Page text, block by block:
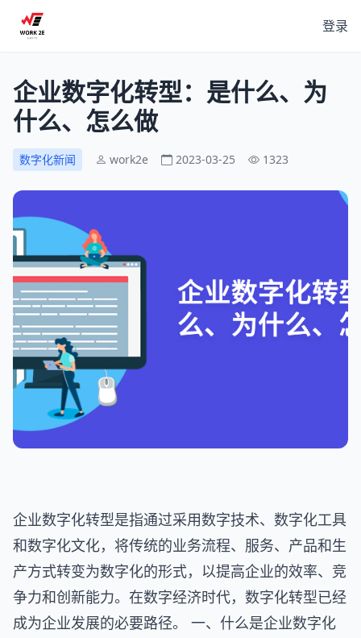
登录
企业数字化转型：是什么、为
什么、怎么做
数字化新闻 work2e 2023-03-25 1323
企业数字化转型是指通过采用数字技术、数字化工具
和数字化文化，将传统的业务流程、服务、产品和生
产方式转变为数字化的形式，以提高企业的效率、竞
争力和创新能力。在数字经济时代，数字化转型已经
成为企业发展的必要路径。 一、什么是企业数字化